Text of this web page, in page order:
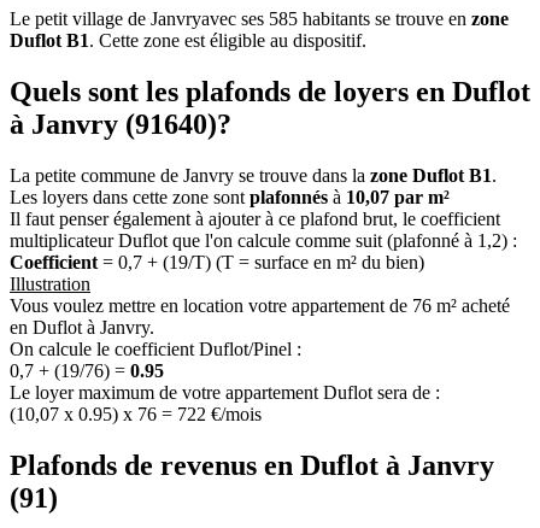
Le petit village de Janvryavec ses 585 habitants se trouve en zone
Duflot B1. Cette zone est éligible au dispositif.
Quels sont les plafonds de loyers en Duflot
à Janvry (91640)?
La petite commune de Janvry se trouve dans la zone Duflot B1.
Les loyers dans cette zone sont plafonnés à 10,07 par m²
Il faut penser également à ajouter à ce plafond brut, le coefficient
multiplicateur Duflot que l'on calcule comme suit (plafonné à 1,2) :
Coefficient = 0,7 + (19/T) (T = surface en m² du bien)
Illustration
Vous voulez mettre en location votre appartement de 76 m² acheté
en Duflot à Janvry.
On calcule le coefficient Duflot/Pinel :
0,7 + (19/76) = 0.95
Le loyer maximum de votre appartement Duflot sera de :
(10,07 x 0.95) x 76 = 722 €/mois
Plafonds de revenus en Duflot à Janvry
(91)